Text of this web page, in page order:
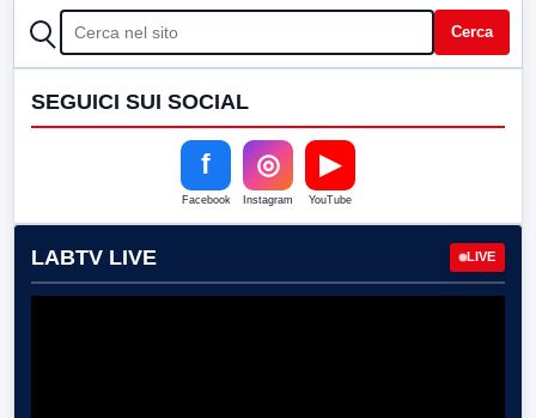
CERCA Cerca
SEGUICI SUI SOCIAL
f
Facebook
◎
Instagram
▶
YouTube
LABTV LIVE LIVE